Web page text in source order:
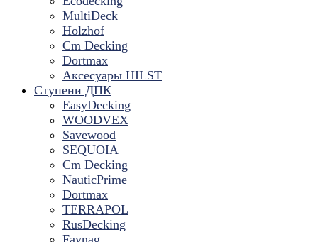
MultiDeck
Holzhof
Cm Decking
Dortmax
Аксесуары HILST
Ступени ДПК
EasyDecking
WOODVEX
Savewood
SEQUOIA
Cm Decking
NauticPrime
Dortmax
TERRAPOL
RusDecking
Faynag